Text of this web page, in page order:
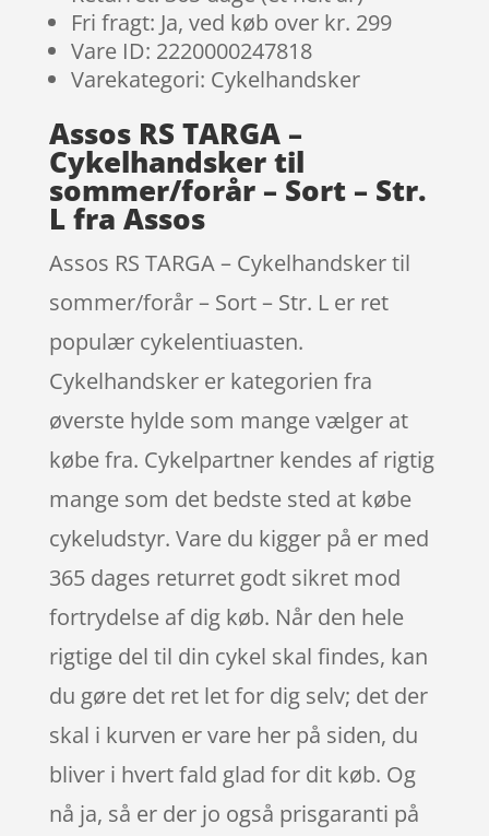
Fri fragt: Ja, ved køb over kr. 299
Vare ID: 2220000247818
Varekategori: Cykelhandsker
Assos RS TARGA –
Cykelhandsker til
sommer/forår – Sort – Str.
L fra Assos
Assos RS TARGA – Cykelhandsker til
sommer/forår – Sort – Str. L er ret
populær cykelentiuasten.
Cykelhandsker er kategorien fra
øverste hylde som mange vælger at
købe fra. Cykelpartner kendes af rigtig
mange som det bedste sted at købe
cykeludstyr. Vare du kigger på er med
365 dages returret godt sikret mod
fortrydelse af dig køb. Når den hele
rigtige del til din cykel skal findes, kan
du gøre det ret let for dig selv; det der
skal i kurven er vare her på siden, du
bliver i hvert fald glad for dit køb. Og
nå ja, så er der jo også prisgaranti på